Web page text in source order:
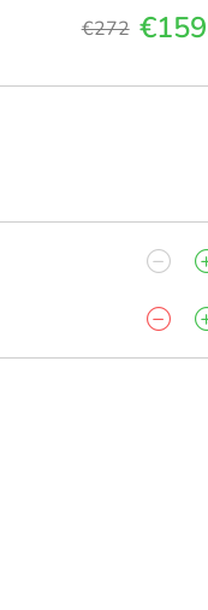
€272 €159